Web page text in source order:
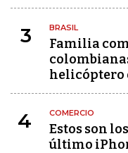
3 BRASIL
Familia
helicóptero
4 COMERCIO
Estos son
último